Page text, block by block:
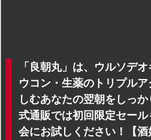
「良朝丸」は、ウルソデ
ウコン・生薬のトリプル
しむあなたの翌朝をしっ
式通販では初回限定セー
会にお試しください！【